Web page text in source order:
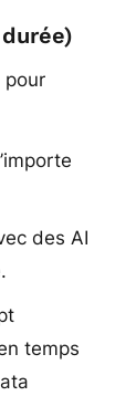
pour
des AI
temps